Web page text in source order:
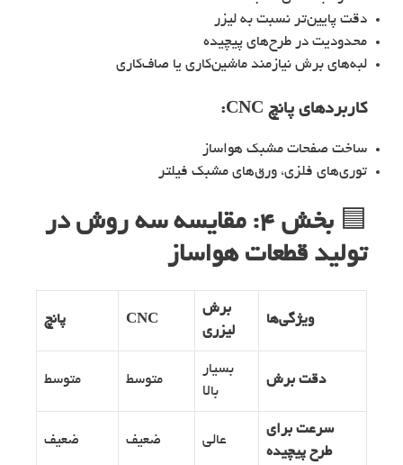
دقت پایین‌تر نسبت به لیزر
محدودیت در طرح‌های پیچیده
لبه‌های برش نیازمند ماشین‌کاری یا صاف‌کاری
کاربردهای پانچ CNC:
ساخت صفحات مشبک هواساز
توری‌های فلزی، ورق‌های مشبک فیلتر
🟦
بخش ۴: مقایسه سه روش در
تولید قطعات هواساز
ویژگی‌ها
برش
لیزری
CNC پانچ
دقت برش
بسیار
بالا
متوسط متوسط
سرعت برای
طرح پیچیده
عالی ضعیف ضعیف